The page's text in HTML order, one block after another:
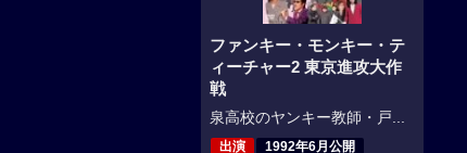
ファンキー・モンキー・テ
ィーチャー2 東京進攻大作
戦
泉高校のヤンキー教師・戸...
出演 1992年6月公開